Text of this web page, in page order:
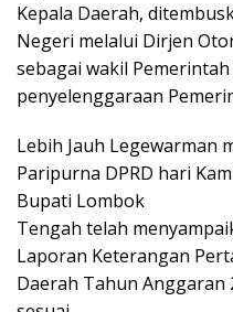
Kepala Daerah,
Negeri melalui Dirjen
sebagai wakil
penyelenggaraan
Lebih Jauh Legewarman
Paripurna DPRD hari
Bupati Lombok
Tengah telah
Laporan Keterangan
Daerah Tahun Anggaran